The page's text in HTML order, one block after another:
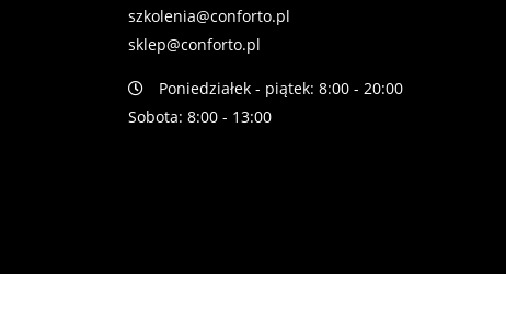
szkolenia@conforto.pl
sklep@conforto.pl
Poniedziałek - piątek: 8:00 - 20:00
Sobota: 8:00 - 13:00